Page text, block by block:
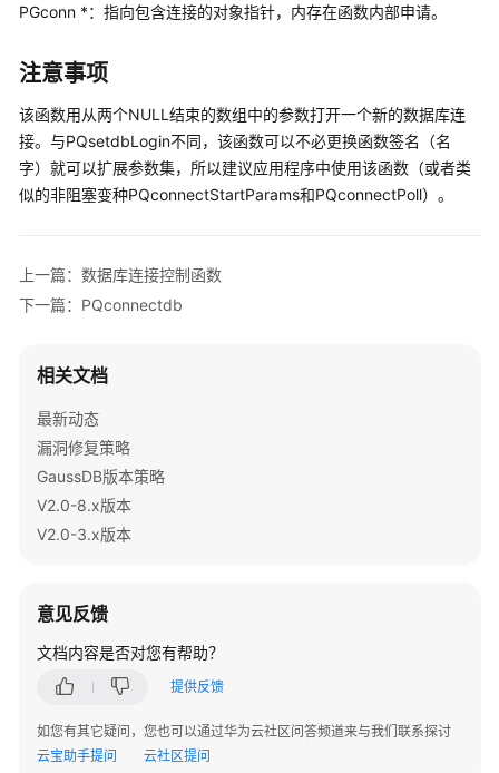
发
南
（分
布
式
_V2.0-
10.x）
指
南
式
10.x）
开
发
指
布
式
_V2.0-
8.x）
开
发
PGconn *：指向包含连接的对象指针，内存在函数内部申请。
注意事项
该函数用从两个NULL结束的数组中的参数打开一个新的数据库连
接。与PQsetdbLogin不同，该函数可以不必更换函数签名（名
字）就可以扩展参数集，所以建议应用程序中使用该函数（或者类
似的非阻塞变种PQconnectStartParams和PQconnectPoll）。
上一篇：数据库连接控制函数
下一篇：PQconnectdb
相关文档
最新动态
漏洞修复策略
GaussDB版本策略
V2.0-8.x版本
V2.0-3.x版本
意见反馈
文档内容是否对您有帮助？
提供反馈
如您有其它疑问，您也可以通过华为云社区问答频道来与我们联系探讨
云宝助手提问
云社区提问